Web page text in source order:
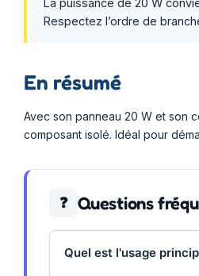
Respectez l’ordre de
En résumé
Avec son panneau 20 W et son
composant isolé. Idéal pour
❓ Questions
Quel est l'usage